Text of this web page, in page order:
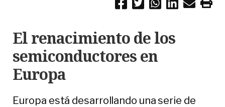
El renacimiento de los
semiconductores en
Europa
Europa está desarrollando una serie de